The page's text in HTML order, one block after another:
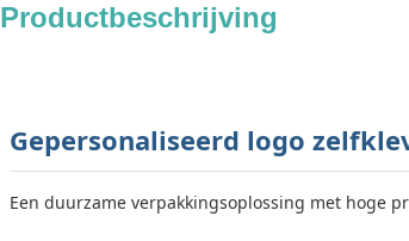
Productbeschrijving
Gepersonaliseerd logo
Een duurzame verpakkingsoplossing met hoge